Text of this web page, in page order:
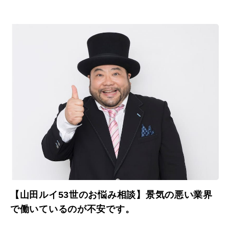
【山田ルイ53世のお悩み相談】景気の悪い業界
で働いているのが不安です。